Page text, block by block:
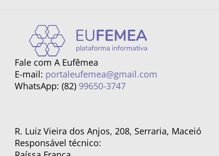
Fale com A Eufêmea
E-mail: portaleufemea@gmail.com
WhatsApp: (82) 99650-3747
R. Luiz Vieira dos Anjos, 208, Serraria, Maceió
Responsável técnico: